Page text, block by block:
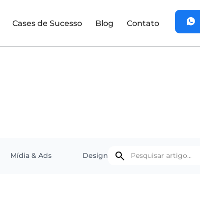
Cases de Sucesso Blog Contato
Mídia & Ads Design